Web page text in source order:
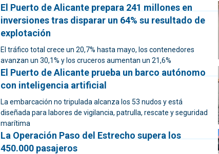
El Puerto de Alicante prepara 241 millones en
inversiones tras disparar un 64% su resultado de
explotación
El tráfico total crece un 20,7% hasta mayo, los contenedores
avanzan un 30,1% y los cruceros aumentan un 21,6%
El Puerto de Alicante prueba un barco autónomo
con inteligencia artificial
La embarcación no tripulada alcanza los 53 nudos y está
diseñada para labores de vigilancia, patrulla, rescate y seguridad
marítima
La Operación Paso del Estrecho supera los
450.000 pasajeros